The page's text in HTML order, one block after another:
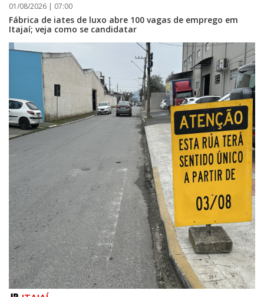
01/08/2026 | 07:00
Fábrica de iates de luxo abre 100 vagas de emprego em
Itajaí; veja como se candidatar